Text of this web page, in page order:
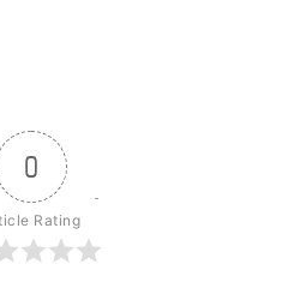
0
Rating